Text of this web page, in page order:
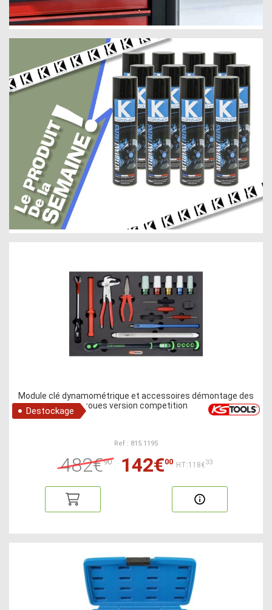
Module clé dynamométrique et accessoires démontage des
roues version competition
Destockage
Ref : 815.1195
482€90 142€00 HT:118€33